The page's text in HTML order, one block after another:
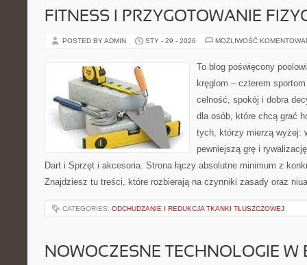
FITNESS I PRZYGOTOWANIE
POSTED BY ADMIN STY - 29 - 2026 MOŻLIWOŚĆ
To blog poświęcony
kręglom – czterem
celność, spokój i dobra
dla osób, które chcą grać
tych, którzy mierzą wyżej:
pewniejszą grę i
Dart i Sprzęt i akcesoria. Strona łączy absolutne minimum z
Znajdziesz tu treści, które rozbierają na czynniki zasady oraz
CATEGORIES: ODCHUDZANIE I REDUKCJA TKANKI TŁUSZCZOWEJ
NOWOCZESNE TECHNOLOGIE W